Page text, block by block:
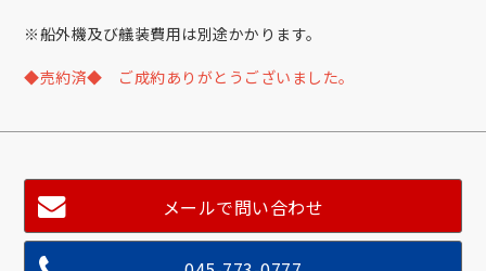
※船外機及び艤装費用は別途かかります。
◆売約済◆ ご成約ありがとうございました。
メールで問い合わせ